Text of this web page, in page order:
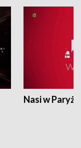
Nasi w Paryżu